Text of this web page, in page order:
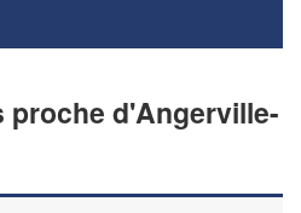
proche d'Angerville-